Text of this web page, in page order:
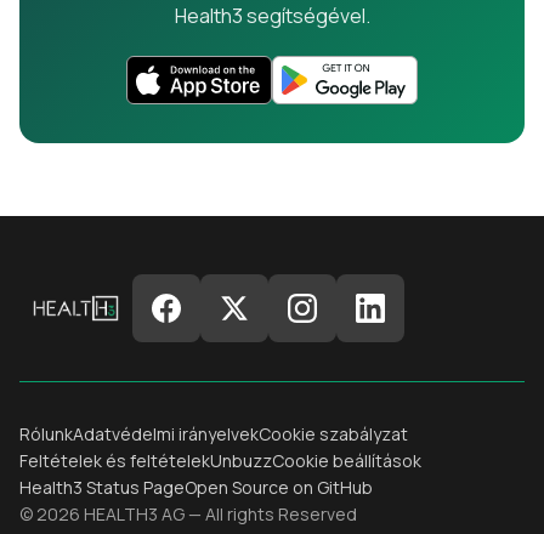
Health3 segítségével.
RólunkAdatvédelmi irányelvekCookie szabályzat
Feltételek és feltételekUnbuzzCookie beállítások
Health3 Status PageOpen Source on GitHub
© 2026 HEALTH3 AG — All rights Reserved